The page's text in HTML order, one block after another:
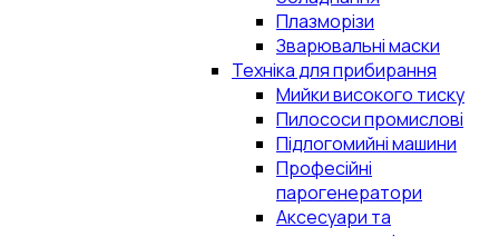
Плазморізи
Зварювальні маски
Техніка для прибирання
Мийки високого тиску
Пилососи промислові
Підлогомийні машини
Професійні
парогенератори
Аксесуари та